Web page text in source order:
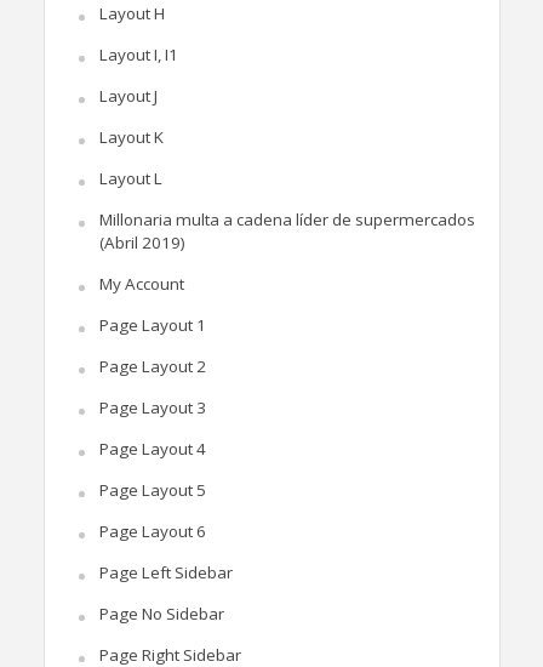
Layout H
Layout I, I1
Layout J
Layout K
Layout L
Millonaria multa a cadena líder de supermercados
(Abril 2019)
My Account
Page Layout 1
Page Layout 2
Page Layout 3
Page Layout 4
Page Layout 5
Page Layout 6
Page Left Sidebar
Page No Sidebar
Page Right Sidebar